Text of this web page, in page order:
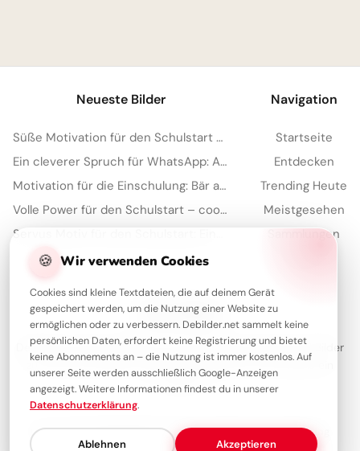
🍪 Wir verwenden Cookies
Cookies sind kleine Textdateien, die auf deinem Gerät
gespeichert werden, um die Nutzung einer Website zu
ermöglichen oder zu verbessern. Debilder.net sammelt keine
persönlichen Daten, erfordert keine Registrierung und bietet
keine Abonnements an – die Nutzung ist immer kostenlos. Auf
unserer Seite werden ausschließlich Google-Anzeigen
angezeigt. Weitere Informationen findest du in unserer
Datenschutzerklärung.
Ablehnen Akzeptieren
Neueste Bilder
Süße Motivation für den Schulstart auf Instagram
Ein cleverer Spruch für WhatsApp: Aus Fehlern lernen macht schlau!
Motivation für die Einschulung: Bär am Bergpfad mit Spruch für WhatsApp
Volle Power für den Schulstart – coole Sprüche für TikTok!
Navigation
Startseite
Entdecken
Trending Heute
Meistgesehen
Sammlungen
Über Debilder
Debilder ist deine Plattform für die schönsten Grüße und Bilder
zum Teilen. Entdecke unsere Sammlung und verschenke ein
Lächeln!
Über unsKontaktRedaktionImpressumDatenschutzerklärung